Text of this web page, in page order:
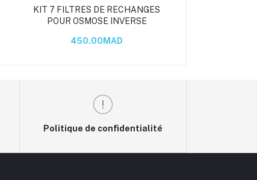
KIT 7 FILTRES DE RECHANGES
POUR OSMOSE INVERSE
450.00MAD
Politique de confidentialité